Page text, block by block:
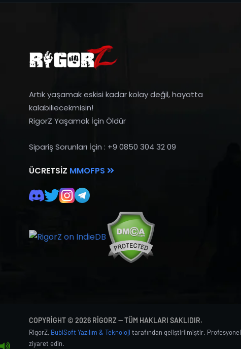
Artık yaşamak eskisi kadar kolay değil, hayatta
kalabiliecekmisin!
RigorZ Yaşamak İçin Öldür
Sipariş Sorunları İçin : +9 0850 304 32 09
ÜCRETSIZ MMOFPS
COPYRIGHT © 2026 RIGORZ — TÜM HAKLARI SAKLIDIR.
RigorZ, BubiSoft Yazılım & Teknoloji tarafından geliştirilmiştir. Profesyonel
ziyaret edin.